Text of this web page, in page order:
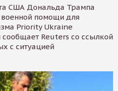
США Дональда Трампа
помощи для
Priority Ukraine
Reuters со ссылкой
с ситуацией